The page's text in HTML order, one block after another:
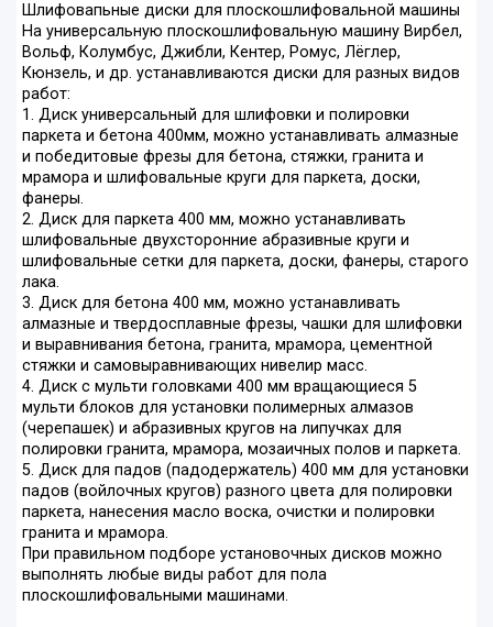
Шлифовапьные диски для плоскошлифовальной машины
На универсальную плоскошлифовальную машину Вирбел,
Вольф, Колумбус, Джибли, Кентер, Ромус, Лёглер,
Кюнзель, и др. устанавливаются диски для разных видов
работ:
1. Диск универсальный для шлифовки и полировки
паркета и бетона 400мм, можно устанавливать алмазные
и победитовые фрезы для бетона, стяжки, гранита и
мрамора и шлифовальные круги для паркета, доски,
фанеры.
2. Диск для паркета 400 мм, можно устанавливать
шлифовальные двухсторонние абразивные круги и
шлифовальные сетки для паркета, доски, фанеры, старого
лака.
3. Диск для бетона 400 мм, можно устанавливать
алмазные и твердосплавные фрезы, чашки для шлифовки
и выравнивания бетона, гранита, мрамора, цементной
стяжки и самовыравнивающих нивелир масс.
4. Диск с мульти головками 400 мм вращающиеся 5
мульти блоков для установки полимерных алмазов
(черепашек) и абразивных кругов на липучках для
полировки гранита, мрамора, мозаичных полов и паркета.
5. Диск для падов (падодержатель) 400 мм для установки
падов (войлочных кругов) разного цвета для полировки
паркета, нанесения масло воска, очистки и полировки
гранита и мрамора.
При правильном подборе установочных дисков можно
выполнять любые виды работ для пола
плоскошлифовальными машинами.